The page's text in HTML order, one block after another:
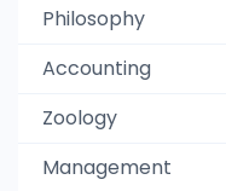
Philosophy
Accounting
Zoology
Management